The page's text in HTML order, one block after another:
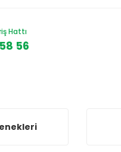
Hattı
56